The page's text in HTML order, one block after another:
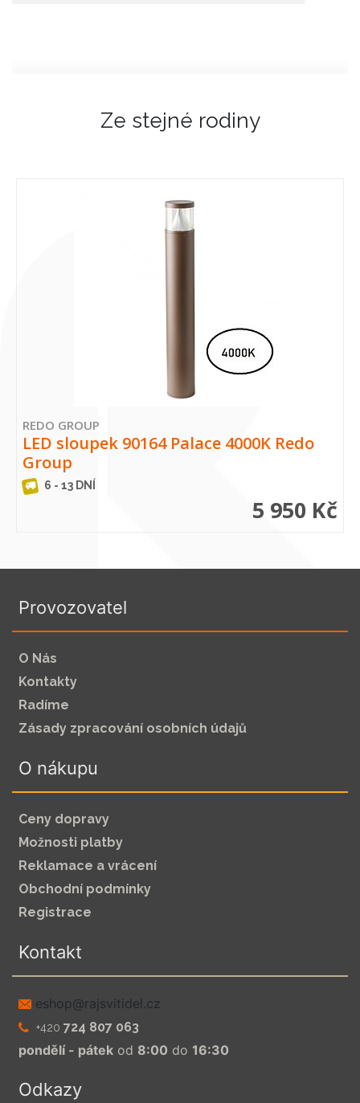
Ze stejné rodiny
REDO GROUP
LED sloupek 90164 Palace 4000K Redo
Group
6 - 13 DNÍ
5 950 Kč
Provozovatel
O Nás
Kontakty
Radíme
Zásady zpracování osobních údajů
O nákupu
Ceny dopravy
Možnosti platby
Reklamace a vrácení
Obchodní podmínky
Registrace
Kontakt
zc.leditivsjar@pohse
+420 724 807 063
pondělí - pátek od 8:00 do 16:30
Odkazy